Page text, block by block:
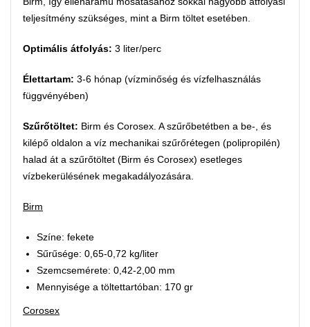
teljesítmény szükséges, mint a Birm töltet esetében.
Optimális átfolyás: 3 liter/perc
Élettartam: 3-6 hónap (vízminőség és vízfelhasználás
függvényében)
Szűrőtöltet: Birm és Corosex. A szűrőbetétben a be-, és
kilépő oldalon a víz mechanikai szűrőrétegen (polipropilén)
halad át a szűrőtöltet (Birm és Corosex) esetleges
vízbekerülésének megakadályozására.
Birm
Színe: fekete
Sűrűsége: 0,65-0,72 kg/liter
Szemcsemérete: 0,42-2,00 mm
Mennyisége a töltettartóban: 170 gr
Corosex